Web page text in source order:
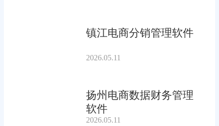
镇江电商分销管理软件
2026.05.11
扬州电商数据财务管理
软件
2026.05.11